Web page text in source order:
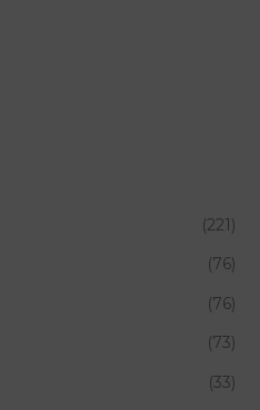
(221)
(76)
(76)
(73)
(33)